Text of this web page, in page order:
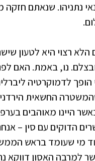
נתניהו. שנאתם
רצוי היא לטעון
נו, באמת. האם
לדמוקרטיה
החשאית
היינו מאוהבים
הדוקים עם סין –
מי שעומד בראש
למרבה האסון דווקא